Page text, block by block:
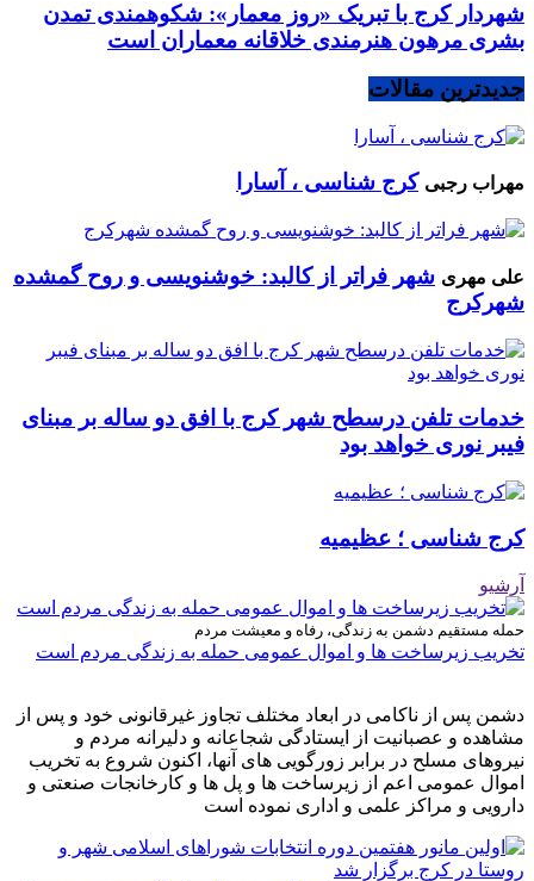
شهردار کرج با تبریک «روز معمار»: شکوهمندی تمدن
بشری مرهون هنرمندی خلاقانه معماران است
جدیدترین مقالات
مهراب رجبی کرج شناسی ، آسارا
علی مهری شهر فراتر از کالبد: خوشنویسی و روح گمشده
شهرکرج
خدمات تلفن درسطح شهر کرج با افق دو ساله بر مبنای
فیبر نوری خواهد بود
کرج شناسی ؛ عظیمیه
آرشیو
حمله مستقیم دشمن به زندگی، رفاه و معیشت مردم
تخریب زیرساخت ها و اموال عمومی حمله به زندگی مردم است
دشمن پس از ناکامی در ابعاد مختلف تجاوز غیرقانونی خود و پس از
مشاهده و عصبانیت از ایستادگی شجاعانه و دلیرانه مردم و
نیروهای مسلح در برابر زورگویی های آنها، اکنون شروع به تخریب
اموال عمومی اعم از زیرساخت ها و پل ها و کارخانجات صنعتی و
دارویی و مراکز علمی و اداری نموده است